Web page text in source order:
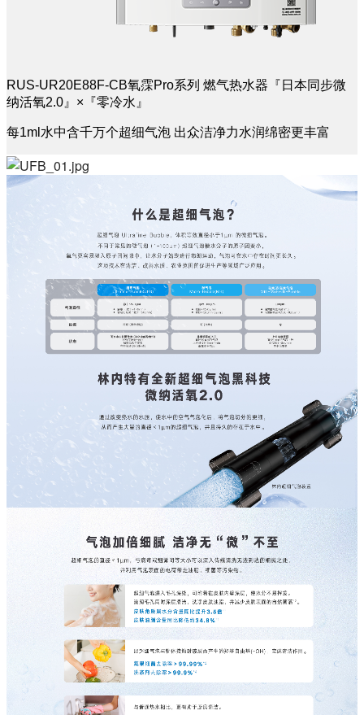
RUS-UR20E88F-CB氧霂Pro系列 燃气热水器『日本同步微
纳活氧2.0』×『零冷水』
每1ml水中含千万个超细气泡 出众洁净力水润绵密更丰富